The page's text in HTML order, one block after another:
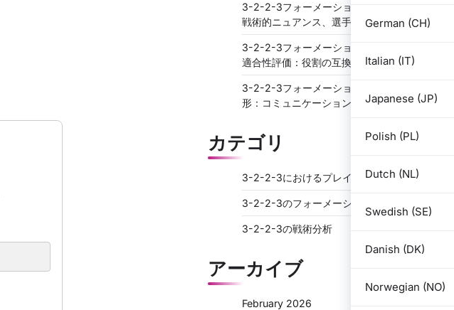
German (CH)
Italian (IT)
Japanese (JP)
Polish (PL)
Dutch (NL)
Swedish (SE)
Danish (DK)
Norwegian (NO)
3-2-2-3フォーメーションの強みと弱み：
戦術的ニュアンス、選手間の相互作用
3-2-2-3フォーメーションにおける選手の
適合性評価：役割の互換性、構造
3-2-2-3フォーメーションにおける守備の
形：コミュニケーション、ランナーの追跡
カテゴリ
3-2-2-3におけるプレイヤーの役割
3-2-2-3のフォーメーション戦略
3-2-2-3の戦術分析
アーカイブ
February 2026